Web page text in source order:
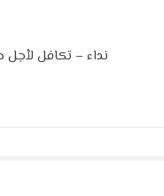
نداء – تكافل لأجل